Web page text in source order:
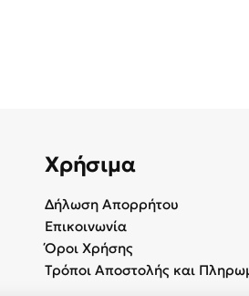
Χρήσιμα
Δήλωση Απορρήτου
Επικοινωνία
Όροι Χρήσης
Τρόποι Αποστολής και